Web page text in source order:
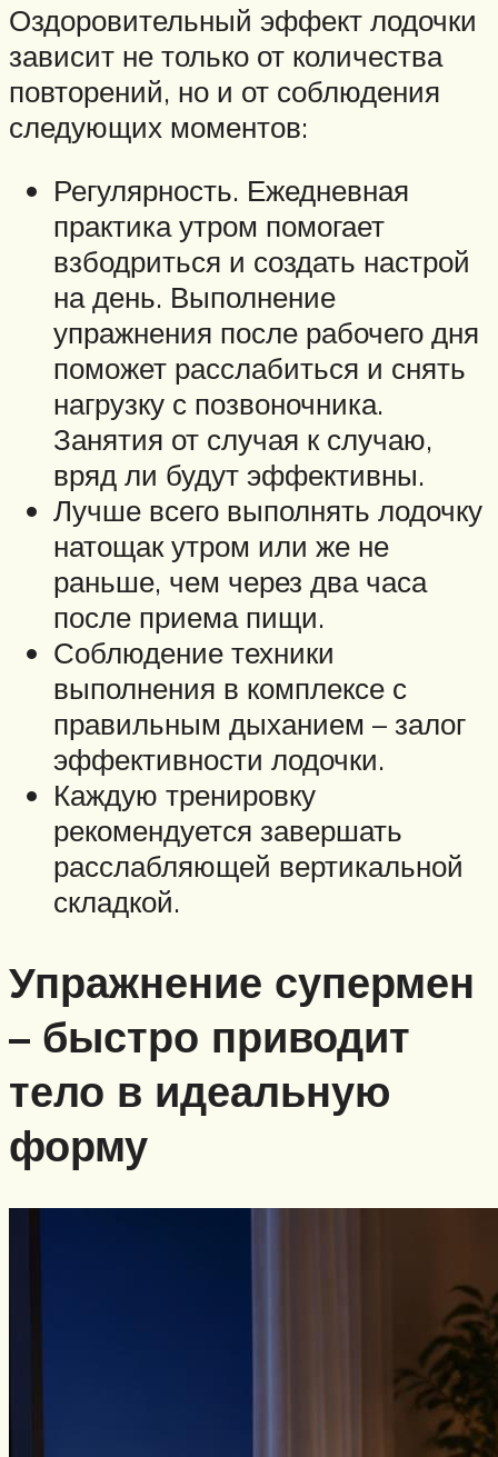
Оздоровительный эффект лодочки
зависит не только от количества
повторений, но и от соблюдения
следующих моментов:
Регулярность. Ежедневная
практика утром помогает
взбодриться и создать настрой
на день. Выполнение
упражнения после рабочего дня
поможет расслабиться и снять
нагрузку с позвоночника.
Занятия от случая к случаю,
вряд ли будут эффективны.
Лучше всего выполнять лодочку
натощак утром или же не
раньше, чем через два часа
после приема пищи.
Соблюдение техники
выполнения в комплексе с
правильным дыханием – залог
эффективности лодочки.
Каждую тренировку
рекомендуется завершать
расслабляющей вертикальной
складкой.
Упражнение супермен
– быстро приводит
тело в идеальную
форму